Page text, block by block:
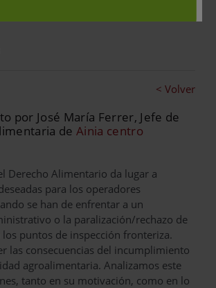
< Volver
por José María Ferrer, Jefe de
de Ainia centro
Derecho Alimentario da lugar a
para los operadores
se han de enfrentar a un
o la paralización/rechazo de
puntos de inspección fronteriza.
las consecuencias del incumplimiento
agroalimentaria. Analizamos este
tanto en su motivación, como en lo